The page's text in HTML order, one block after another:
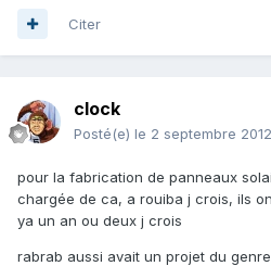
Citer
clock
Posté(e) le 2 septembre 2012
pour la fabrication de panneaux
chargée de ca, a rouiba j crois, ils
ya un an ou deux j crois
rabrab aussi avait un projet du